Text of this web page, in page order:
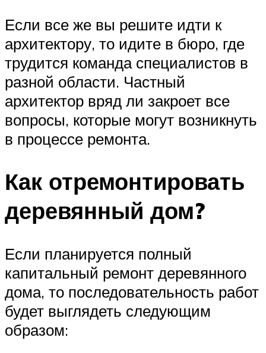
Если все же вы решите идти к
архитектору, то идите в бюро, где
трудится команда специалистов в
разной области. Частный
архитектор вряд ли закроет все
вопросы, которые могут возникнуть
в процессе ремонта.
Как отремонтировать
деревянный дом?
Если планируется полный
капитальный ремонт деревянного
дома, то последовательность работ
будет выглядеть следующим
образом: